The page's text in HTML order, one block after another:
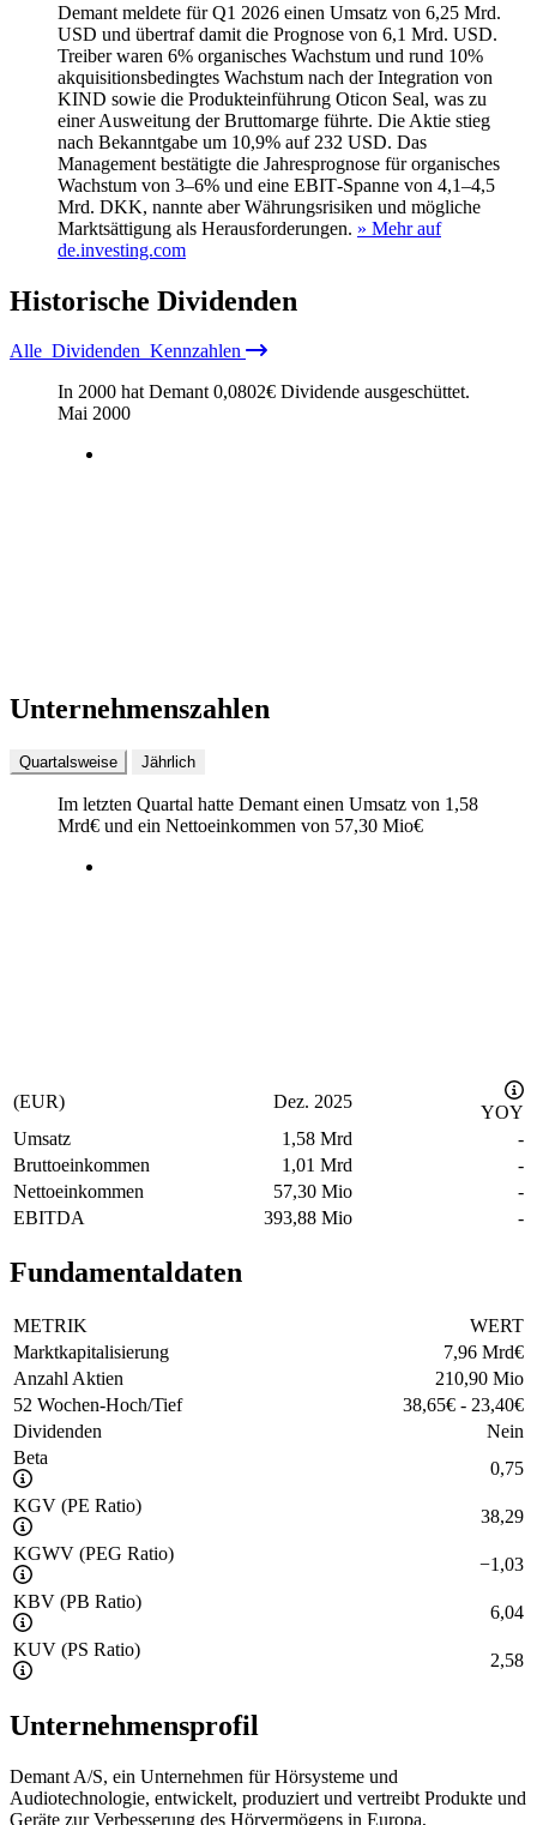
Demant meldete für Q1 2026 einen Umsatz von 6,25 Mrd.
USD und übertraf damit die Prognose von 6,1 Mrd. USD.
Treiber waren 6% organisches Wachstum und rund 10%
akquisitionsbedingtes Wachstum nach der Integration von
KIND sowie die Produkteinführung Oticon Seal, was zu
einer Ausweitung der Bruttomarge führte. Die Aktie stieg
nach Bekanntgabe um 10,9% auf 232 USD. Das
Management bestätigte die Jahresprognose für organisches
Wachstum von 3–6% und eine EBIT‑Spanne von 4,1–4,5
Mrd. DKK, nannte aber Währungsrisiken und mögliche
Marktsättigung als Herausforderungen. » Mehr auf
de.investing.com
Historische Dividenden
Alle Dividenden Kennzahlen
In 2000 hat Demant0,0802€ Dividende ausgeschüttet.
Mai 2000
Unternehmenszahlen
Quartalsweise Jährlich
Im letzten Quartal hatte Demant einen Umsatz von 1,58
Mrd€ und ein Nettoeinkommen von 57,30 Mio€
(EUR) Dez. 2025
YOY
Umsatz
1,58 Mrd
-
Bruttoeinkommen
1,01 Mrd
-
Nettoeinkommen
57,30 Mio
-
EBITDA
393,88 Mio -
Fundamentaldaten
METRIK
WERT
Marktkapitalisierung
7,96 Mrd€
Anzahl Aktien
210,90 Mio
52 Wochen-Hoch/Tief
38,65€ - 23,40€
Dividenden
Nein
Beta
0,75
KGV (PE Ratio)
38,29
KGWV (PEG Ratio)
−1,03
KBV (PB Ratio)
6,04
KUV (PS Ratio)
2,58
Unternehmensprofil
Demant A/S, ein Unternehmen für Hörsysteme und
Audiotechnologie, entwickelt, produziert und vertreibt Produkte und
Geräte zur Verbesserung des Hörvermögens in Europa,